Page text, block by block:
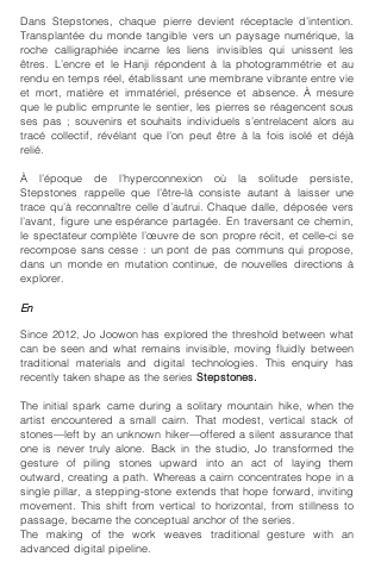
Dans Stepstones, chaque pierre devient réceptacle d’intention.
Transplantée du monde tangible vers un paysage numérique, la
roche calligraphiée incarne les liens invisibles qui unissent les
êtres. L’encre et le Hanji répondent à la photogrammétrie et au
rendu en temps réel, établissant une membrane vibrante entre vie
et mort, matière et immatériel, présence et absence. À mesure
que le public emprunte le sentier, les pierres se réagencent sous
ses pas ; souvenirs et souhaits individuels s’entrelacent alors au
tracé collectif, révélant que l’on peut être à la fois isolé et déjà
relié.
À l’époque de l’hyperconnexion où la solitude persiste,
Stepstones rappelle que l’être-là consiste autant à laisser une
trace qu’à reconnaître celle d’autrui. Chaque dalle, déposée vers
l’avant, figure une espérance partagée. En traversant ce chemin,
le spectateur complète l’œuvre de son propre récit, et celle-ci se
recompose sans cesse : un pont de pas communs qui propose,
dans un monde en mutation continue, de nouvelles directions à
explorer.
En
Since 2012, Jo Joowon has explored the threshold between what
can be seen and what remains invisible, moving fluidly between
traditional materials and digital technologies. This enquiry has
recently taken shape as the series Stepstones.
The initial spark came during a solitary mountain hike, when the
artist encountered a small cairn. That modest, vertical stack of
stones—left by an unknown hiker—offered a silent assurance that
one is never truly alone. Back in the studio, Jo transformed the
gesture of piling stones upward into an act of laying them
outward, creating a path. Whereas a cairn concentrates hope in a
single pillar, a stepping-stone extends that hope forward, inviting
movement. This shift from vertical to horizontal, from stillness to
passage, became the conceptual anchor of the series.
The making of the work weaves traditional gesture with an
advanced digital pipeline.